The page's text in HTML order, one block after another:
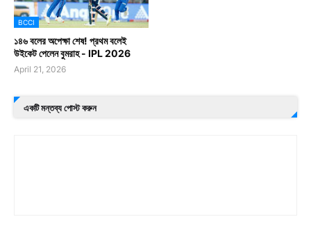
BCCI
১৪৬ বলের অপেক্ষা শেষ! প্রথম বলেই
উইকেট পেলেন বুমরাহ - IPL 2026
April 21, 2026
একটি মন্তব্য পোস্ট করুন